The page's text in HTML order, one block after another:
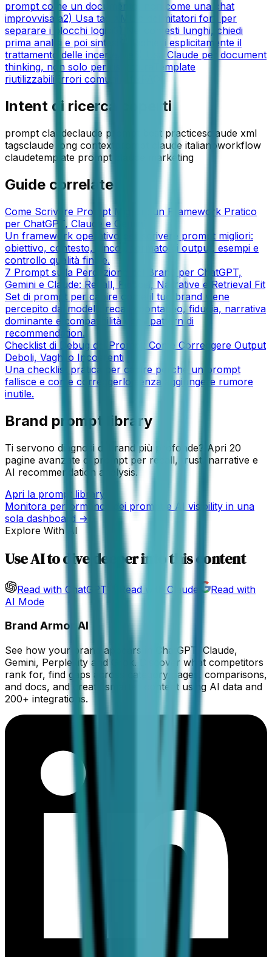
prompt come un documento, non come una chat
improvvisata2) Usa tag XML o delimitatori forti per
separare i blocchi logici
3) Nei contesti lunghi, chiedi
prima analisi e poi sintesi
4) Richiedi esplicitamente il
trattamento delle incertezze
5) Usa Claude per document
thinking, non solo per riscrittura
Template
riutilizzabili Errori comuni e fix
Intent di ricerca coperti
prompt claudeclaude prompt best practicesclaude xml
tagsclaude long context prompt claude italianoworkflow
claudetemplate prompt claude marketing
Guide correlate
Come Scrivere Prompt Migliori: un Framework Pratico
per ChatGPT, Claude e Gemini
Un framework operativo per scrivere prompt migliori:
obiettivo, contesto, vincoli, formato di output, esempi e
controllo qualità finale.
7 Prompt sulla Percezione del Brand per ChatGPT,
Gemini e Claude: Recall, Fiducia, Narrative e Retrieval Fit
Set di prompt per capire come il tuo brand viene
percepito dai modelli: recall spontaneo, fiducia, narrativa
dominante e compatibilità con i pattern di
recommendation.
Checklist di Debug dei Prompt: Come Correggere Output
Deboli, Vaghi o Incoerenti
Una checklist pratica per capire perché un prompt
fallisce e come correggerlo senza aggiungere rumore
inutile.
Brand prompt library
Ti servono diagnosi di brand più profonde? Apri 20
pagine avanzate di prompt per recall, trust, narrative e
AI recommendation analysis.
Apri la prompt library
Monitora performance dei prompt e AI visibility in una
sola dashboard →
Explore With AI
Use AI to dive deeper into this content
Read with ChatGPT Read with Claude
Read with
AI Mode
Brand Armor AI
See how your brand appears in ChatGPT, Claude,
Gemini, Perplexity and Grok. Discover what competitors
rank for, find gaps across category pages, comparisons,
and docs, and create smarter content using AI data and
200+ integrations.